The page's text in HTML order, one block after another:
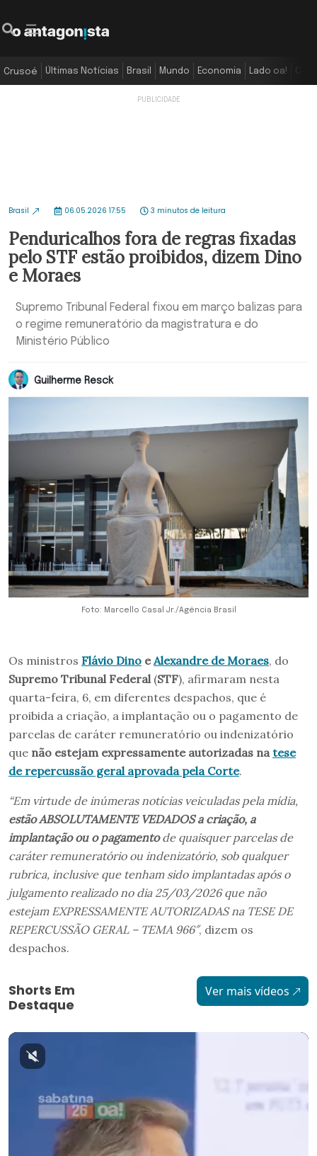
Crusoé Últimas Notícias Brasil Mundo Economia Lado oa!
Brasil 06.05.2026 17:55 3 minutos de leitura
Penduricalhos fora de regras fixadas
pelo STF estão proibidos, dizem Dino
e Moraes
Supremo Tribunal Federal fixou em março balizas para
o regime remuneratório da magistratura e do
Ministério Público
Guilherme Resck
Foto: Marcello Casal Jr./Agência Brasil
Os ministros Flávio Dino eAlexandre de Moraes, do
Supremo Tribunal Federal (STF), afirmaram nesta
quarta-feira, 6, em diferentes despachos, que é
proibida a criação, a implantação ou o pagamento de
parcelas de caráter remuneratório ou indenizatório
que não estejam expressamente autorizadas na tese
de repercussão geral aprovada pela Corte.
“Em virtude de inúmeras notícias veiculadas pela mídia,
estão ABSOLUTAMENTE VEDADOS a criação, a
implantação ou o pagamentode quaisquer parcelas de
caráter remuneratório ou indenizatório, sob qualquer
rubrica, inclusive que tenham sido implantadas após o
julgamento realizado no dia 25/03/2026 que não
estejam EXPRESSAMENTE AUTORIZADAS na TESE DE
REPERCUSSÃO GERAL – TEMA 966″, dizem os
despachos.
Shorts Em
Destaque
Ver mais vídeos